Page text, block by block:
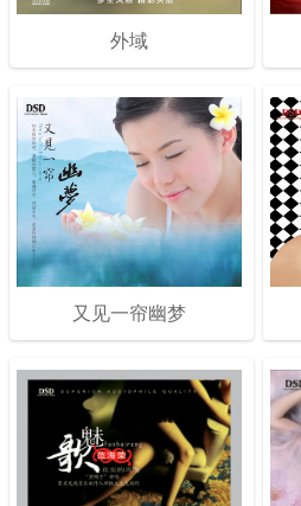
外域
又见一帘幽梦